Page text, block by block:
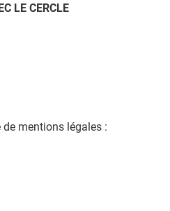
LE CERCLE
mentions légales :